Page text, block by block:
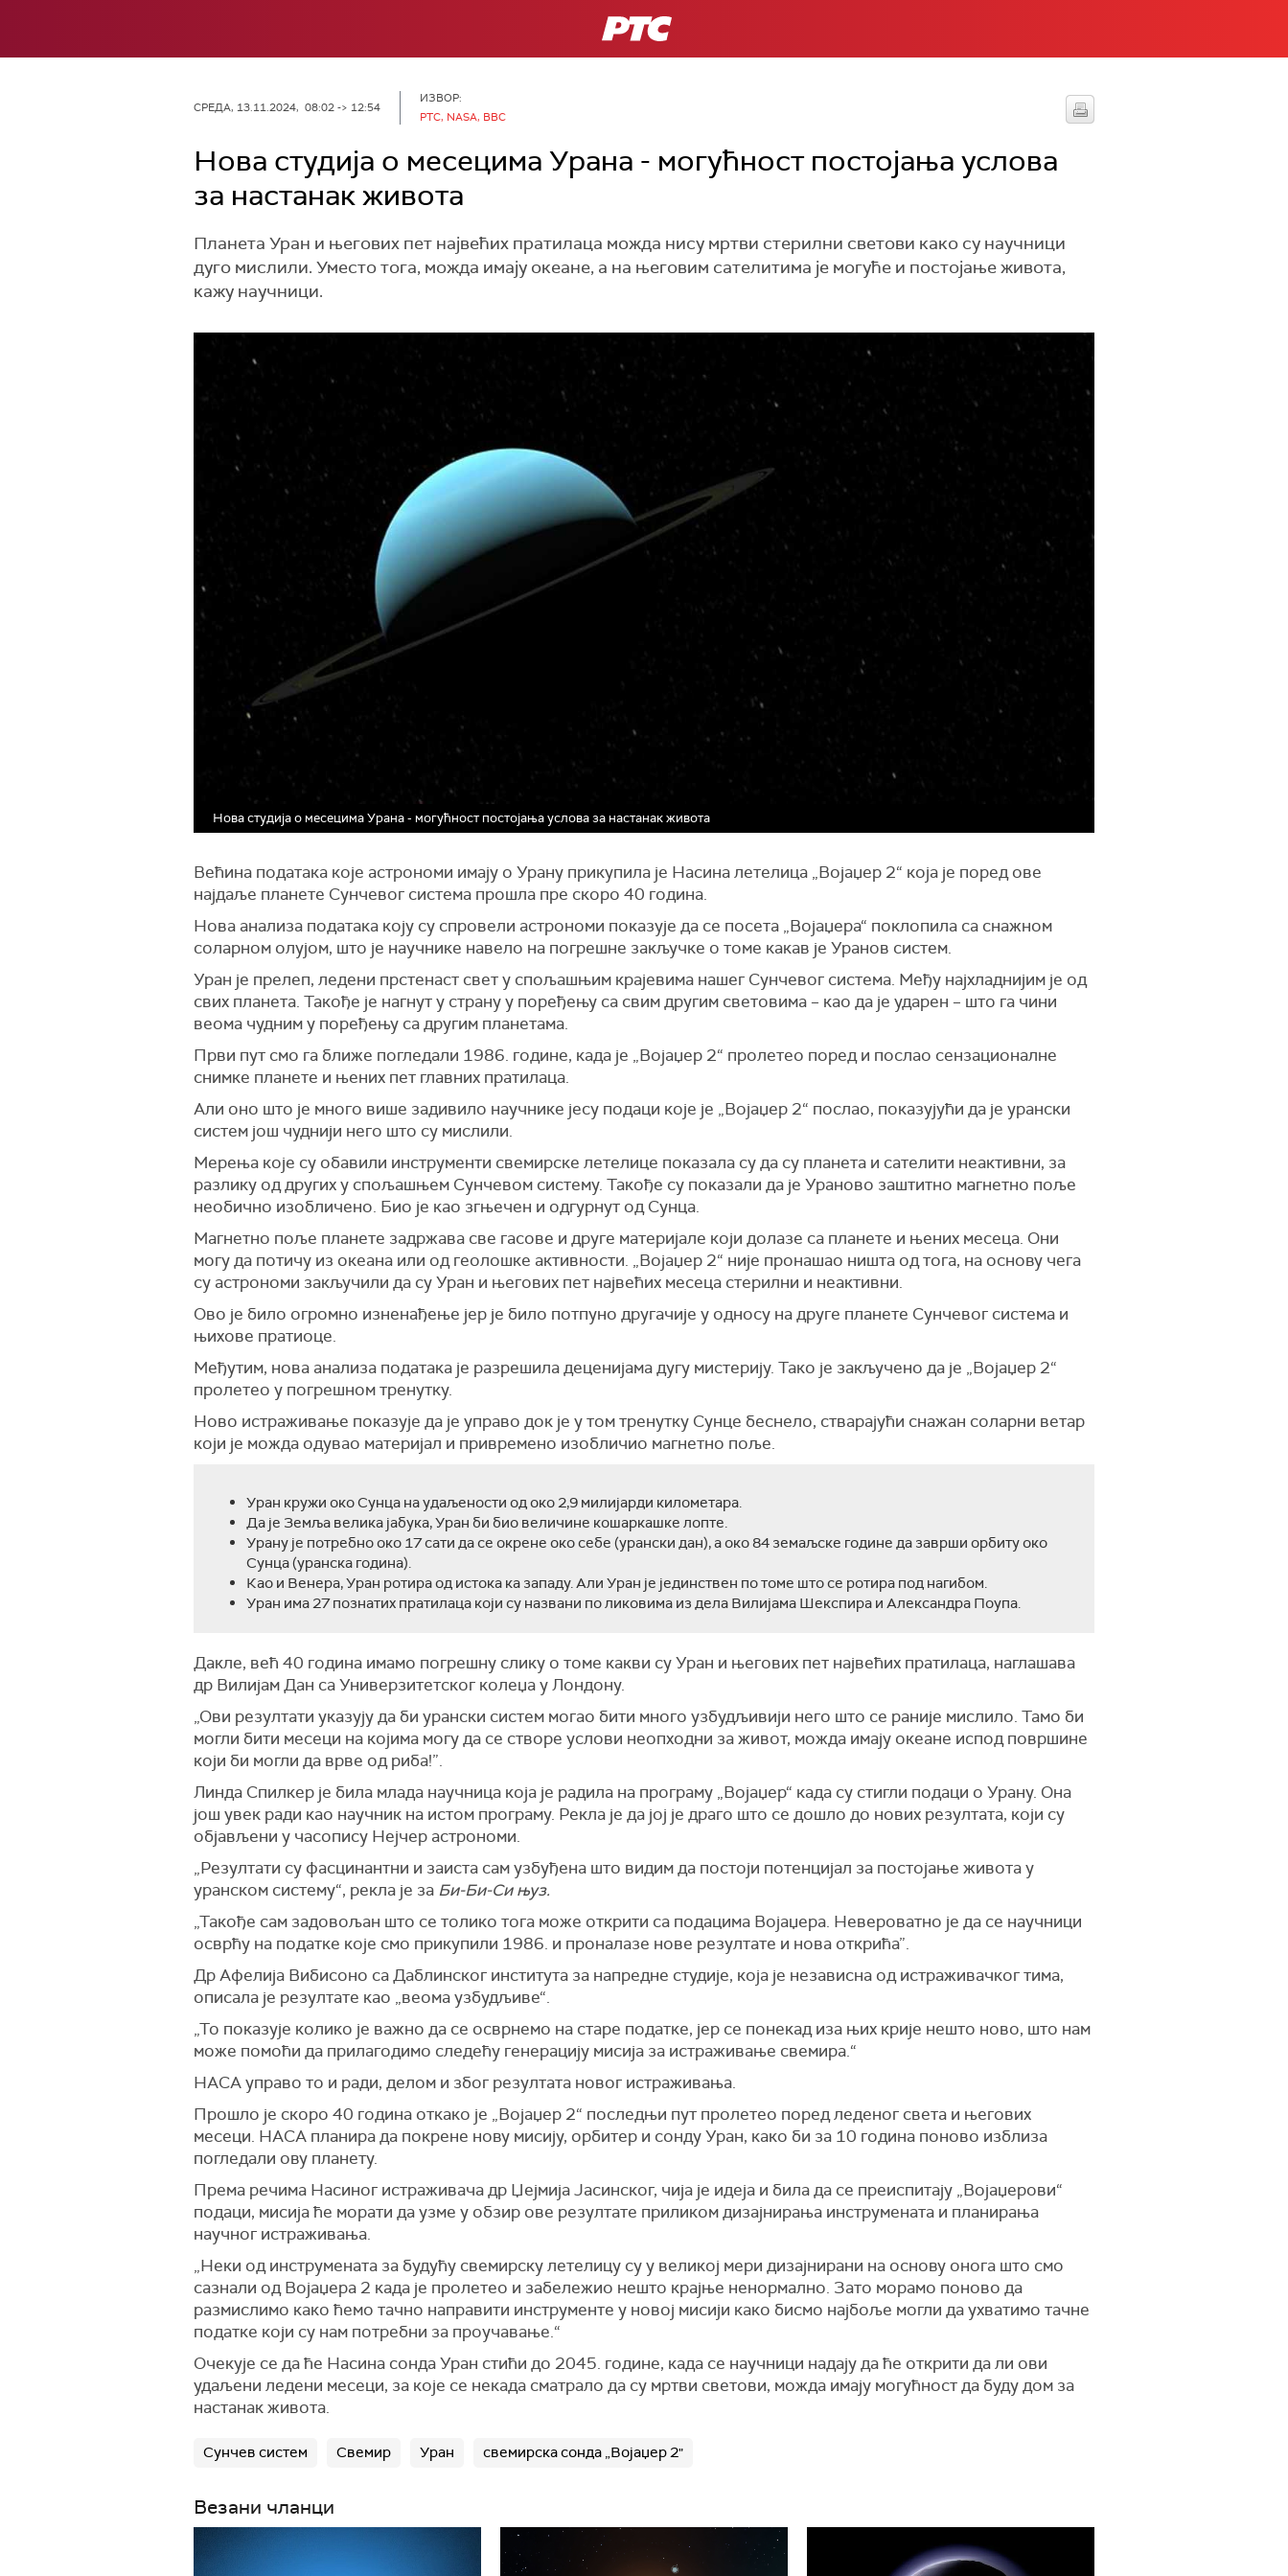
РТС
СРЕДА, 13.11.2024, 08:02 -> 12:54
ИЗВОР:
РТС, NASA, BBC
Нова студија о месецима Урана - могућност постојања услова
за настанак живота
Планета Уран и његових пет највећих пратилаца можда нису мртви стерилни светови како су научници
дуго мислили. Уместо тога, можда имају океане, а на његовим сателитима је могуће и постојање живота,
кажу научници.
Нова студија о месецима Урана - могућност постојања услова за настанак живота
Већина података које астрономи имају о Урану прикупила је Насина летелица „Војаџер 2“ која је поред ове
најдаље планете Сунчевог система прошла пре скоро 40 година.
Нова анализа података коју су спровели астрономи показује да се посета „Војаџера“ поклопила са снажном
соларном олујом, што је научнике навело на погрешне закључке о томе какав је Уранов систем.
Уран је прелеп, ледени прстенаст свет у спољашњим крајевима нашег Сунчевог система. Међу најхладнијим је од
свих планета. Такође је нагнут у страну у поређењу са свим другим световима – као да је ударен – што га чини
веома чудним у поређењу са другим планетама.
Први пут смо га ближе погледали 1986. године, када је „Војаџер 2“ пролетео поред и послао сензационалне
снимке планете и њених пет главних пратилаца.
Али оно што је много више задивило научнике јесу подаци које је „Војаџер 2“ послао, показујући да је урански
систем још чуднији него што су мислили.
Мерења које су обавили инструменти свемирске летелице показала су да су планета и сателити неактивни, за
разлику од других у спољашњем Сунчевом систему. Такође су показали да је Ураново заштитно магнетно поље
необично изобличено. Био је као згњечен и одгурнут од Сунца.
Магнетно поље планете задржава све гасове и друге материјале који долазе са планете и њених месеца. Они
могу да потичу из океана или од геолошке активности. „Војаџер 2“ није пронашао ништа од тога, на основу чега
су астрономи закључили да су Уран и његових пет највећих месеца стерилни и неактивни.
Ово је било огромно изненађење јер је било потпуно другачије у односу на друге планете Сунчевог система и
њихове пратиоце.
Међутим, нова анализа података је разрешила деценијама дугу мистерију. Тако је закључено да је „Војаџер 2“
пролетео у погрешном тренутку.
Ново истраживање показује да је управо док је у том тренутку Сунце беснело, стварајући снажан соларни ветар
који је можда одувао материјал и привремено изобличио магнетно поље.
Уран кружи око Сунца на удаљености од око 2,9 милијарди километара.
Да је Земља велика јабука, Уран би био величине кошаркашке лопте.
Урану је потребно око 17 сати да се окрене око себе (урански дан), а око 84 земаљске године да заврши орбиту око
Сунца (уранска година).
Као и Венера, Уран ротира од истока ка западу. Али Уран је јединствен по томе што се ротира под нагибом.
Уран има 27 познатих пратилаца који су названи по ликовима из дела Вилијама Шекспира и Александра Поупа.
Дакле, већ 40 година имамо погрешну слику о томе какви су Уран и његових пет највећих пратилаца, наглашава
др Вилијам Дан са Универзитетског колеџа у Лондону.
„Ови резултати указују да би урански систем могао бити много узбудљивији него што се раније мислило. Тамо би
могли бити месеци на којима могу да се створе услови неопходни за живот, можда имају океане испод површине
који би могли да врве од риба!”.
Линда Спилкер је била млада научница која је радила на програму „Војаџер“ када су стигли подаци о Урану. Она
још увек ради као научник на истом програму. Рекла је да јој је драго што се дошло до нових резултата, који су
објављени у часопису Нејчер астрономи.
„Резултати су фасцинантни и заиста сам узбуђена што видим да постоји потенцијал за постојање живота у
уранском систему“, рекла је за Би-Би-Си њуз.
„Такође сам задовољан што се толико тога може открити са подацима Војаџера. Невероватно је да се научници
осврћу на податке које смо прикупили 1986. и проналазе нове резултате и нова открића”.
Др Афелија Вибисоно са Даблинског института за напредне студије, која је независна од истраживачког тима,
описала је резултате као „веома узбудљиве“.
„То показује колико је важно да се осврнемо на старе податке, јер се понекад иза њих крије нешто ново, што нам
може помоћи да прилагодимо следећу генерацију мисија за истраживање свемира.“
НАСА управо то и ради, делом и због резултата новог истраживања.
Прошло је скоро 40 година откако је „Војаџер 2“ последњи пут пролетео поред леденог света и његових
месеци. НАСА планира да покрене нову мисију, орбитер и сонду Уран, како би за 10 година поново изблиза
погледали ову планету.
Према речима Насиног истраживача др Џејмија Јасинског, чија је идеја и била да се преиспитају „Војаџерови“
подаци, мисија ће морати да узме у обзир ове резултате приликом дизајнирања инструмената и планирања
научног истраживања.
„Неки од инструмената за будућу свемирску летелицу су у великој мери дизајнирани на основу онога што смо
сазнали од Војаџера 2 када је пролетео и забележио нешто крајње ненормално. Зато морамо поново да
размислимо како ћемо тачно направити инструменте у новој мисији како бисмо најбоље могли да ухватимо тачне
податке који су нам потребни за проучавање.“
Очекује се да ће Насина сонда Уран стићи до 2045. године, када се научници надају да ће открити да ли ови
удаљени ледени месеци, за које се некада сматрало да су мртви светови, можда имају могућност да буду дом за
настанак живота.
Сунчев систем Свемир Уран свемирска сонда „Војаџер 2"
Везани чланци